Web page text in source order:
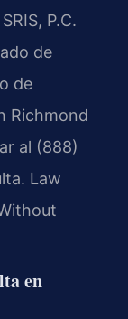
P.C.
de
de
Richmond
al (888)
Law
en